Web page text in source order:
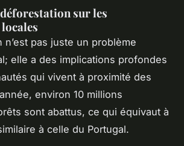
sur les
n’est pas juste un problème
elle a des implications profondes
qui vivent à proximité des
environ 10 millions
sont abattus, ce qui équivaut à
à celle du Portugal.